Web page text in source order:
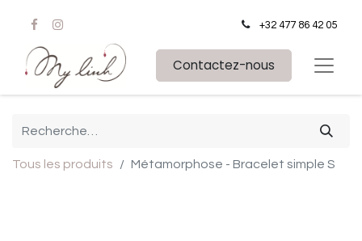
+32 477 86 42 05
Contactez-nous
Tous les produits Métamorphose - Bracelet simple S